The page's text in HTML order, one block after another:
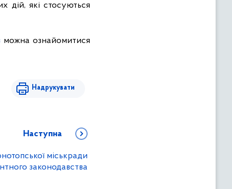
дій, які стосуються
можна ознайомитися
Надрукувати
Наступна
міськради
законодавства